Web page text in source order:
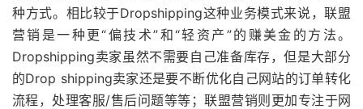
种方式。相比较于Dropshipping这种业务模式来说，联盟
营销是一种更“偏技术”和“轻资产”的赚美金的方法。
Dropshipping卖家虽然不需要自己准备库存，但是大部分
的Drop shipping卖家还是要不断优化自己网站的订单转化
流程，处理客服/售后问题等等；联盟营销则更加专注于网